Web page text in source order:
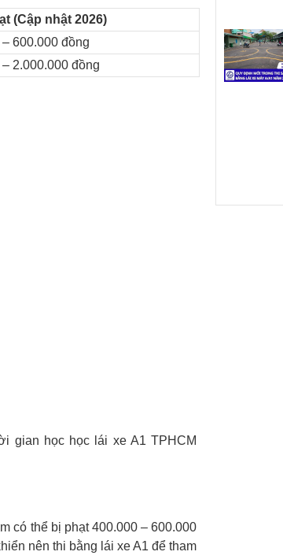
(Cập nhật 2026)
600.000 đồng
2.000.000 đồng
gian học học lái xe A1 TPHCM
có thể bị phạt 400.000 – 600.000
nên thi bằng lái xe A1 để tham